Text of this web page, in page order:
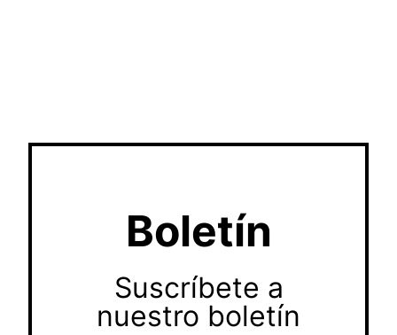
Boletín
Suscríbete a
nuestro boletín